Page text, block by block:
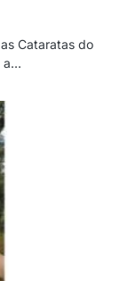
Cataratas do
a…